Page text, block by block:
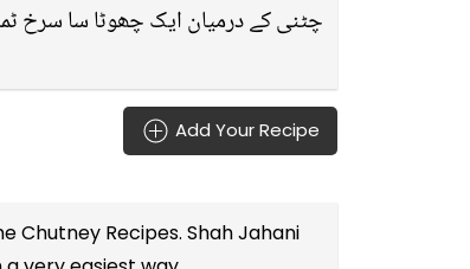
چٹنی کے درمیان ایک چھوٹا سا سرخ
Add Your Recipe
Chutney Recipes. Shah Jahani